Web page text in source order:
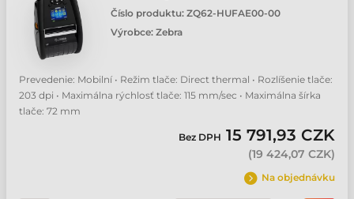
Číslo produktu: ZQ62-HUFAE00-00
Výrobce: Zebra
Prevedenie: Mobilní • Režim tlače: Direct thermal • Rozlíšenie tlače:
203 dpi • Maximálna rýchlosť tlače: 115 mm/sec • Maximálna šírka
tlače: 72 mm
Bez DPH 15 791,93 CZK
(19 424,07 CZK)
Na objednávku